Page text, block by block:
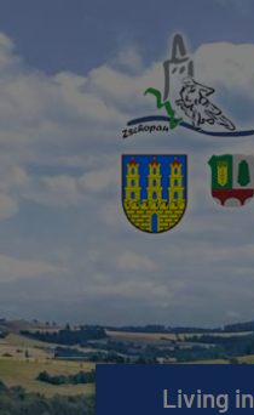
Living